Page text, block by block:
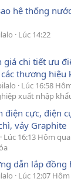
hệ thống
Lúc 14:22
giá chi tiết ưu
thương hiệu
Lúc 16:58
xuất nhập
điện cực, điện
vảy Graphite
Lúc 16:13 Hôm qua
dẫn lắp đồng
Lúc 12:07